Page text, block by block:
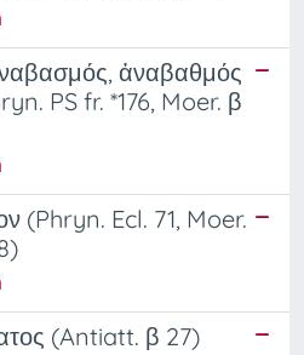
ἀναβαθμός
PS fr. *176, Moer. β
(Phryn. Ecl. 71, Moer.
(Antiatt. β 27)